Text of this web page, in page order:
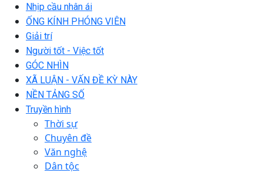
Nhịp cầu nhân ái
ỐNG KÍNH PHÓNG VIÊN
Giải trí
Người tốt - Việc tốt
GÓC NHÌN
XÃ LUẬN - VẤN ĐỀ KỲ NÀY
NỀN TẢNG SỐ
Truyền hình
Thời sự
Chuyên đề
Văn nghệ
Dân tộc